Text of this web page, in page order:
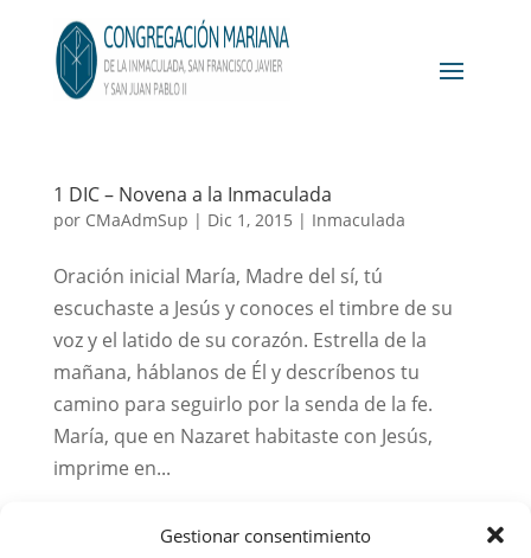
Gestionar consentimiento
1 DIC – Novena a la Inmaculada
por CMaAdmSup | Dic 1, 2015 | Inmaculada
Oración inicial María, Madre del sí, tú
escuchaste a Jesús y conoces el timbre de su
voz y el latido de su corazón. Estrella de la
mañana, háblanos de Él y descríbenos tu
camino para seguirlo por la senda de la fe.
María, que en Nazaret habitaste con Jesús,
imprime en...
30 nov – Novena a la Inmaculada